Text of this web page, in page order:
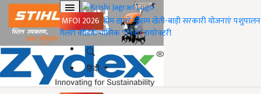
MFOI 2026 होमख़बरेंमौसमखेती-बाड़ीसरकारी योजनाएंपशुपालन
गैलरीवीडियोमासिक पत्रिकाडायरेक्टरी
हिंदी